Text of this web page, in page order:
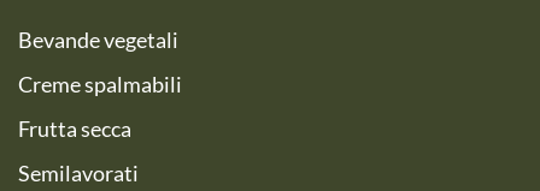
Bevande vegetali
Creme spalmabili
Frutta secca
Semilavorati